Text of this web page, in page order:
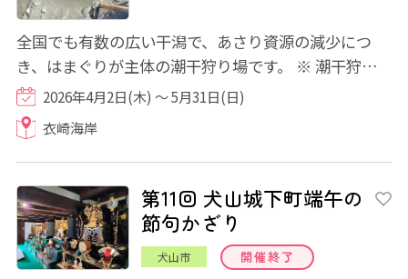
全国でも有数の広い干潟で、あさり資源の減少につ
き、はまぐりが主体の潮干狩り場です。 ※ 潮干狩り
は状況により中止になる可能性がございます...
2026年4月2日(木) ～ 5月31日(日)
衣崎海岸
第11回 犬山城下町端午の
節句かざり
犬山市 開催終了